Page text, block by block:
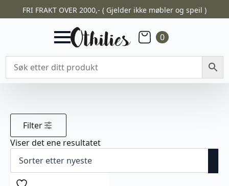
FRI FRAKT OVER 2000,- ( Gjelder ikke møbler og speil )
0
Filter
Viser det ene resultatet